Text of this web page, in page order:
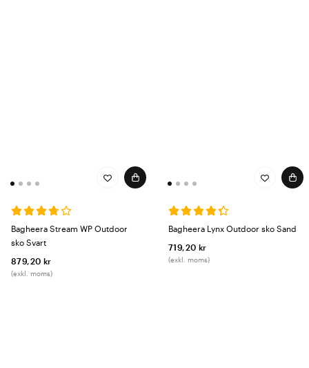
Bagheera Stream WP Outdoor
sko Svart
879,20 kr
(exkl. moms)
Bagheera Lynx Outdoor sko Sand
719,20 kr
(exkl. moms)